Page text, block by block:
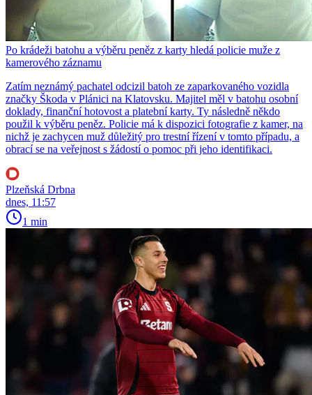
Po krádeži batohu a výběru peněz z karty hledá policie muže z
kamerového záznamu
Zatím neznámý pachatel odcizil batoh ze zaparkovaného vozidla
značky Škoda v Plánici na Klatovsku. Majitel měl v batohu osobní
doklady, finanční hotovost a platební karty. Ty následně někdo
použil k výběru peněz. Policie má k dispozici fotografie z kamer, na
nichž je zachycen muž důležitý pro trestní řízení v tomto případu, a
obrací se na veřejnost s žádostí o pomoc při jeho identifikaci.
Plzeňská Drbna
dnes, 11:57
1 min